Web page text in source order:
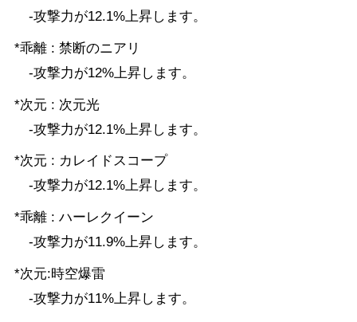
-攻撃力が12.1%上昇します。
*乖離 : 禁断のニアリ
-攻撃力が12%上昇します。
*次元 : 次元光
-攻撃力が12.1%上昇します。
*次元 : カレイドスコープ
-攻撃力が12.1%上昇します。
*乖離 : ハーレクイーン
-攻撃力が11.9%上昇します。
*次元:時空爆雷
-攻撃力が11%上昇します。